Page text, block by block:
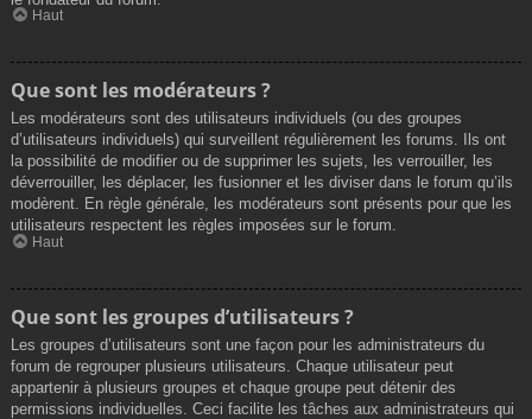
Haut
Que sont les modérateurs ?
Les modérateurs sont des utilisateurs individuels (ou des groupes
d’utilisateurs individuels) qui surveillent régulièrement les forums. Ils ont
la possibilité de modifier ou de supprimer les sujets, les verrouiller, les
déverrouiller, les déplacer, les fusionner et les diviser dans le forum qu’ils
modèrent. En règle générale, les modérateurs sont présents pour que les
utilisateurs respectent les règles imposées sur le forum.
Haut
Que sont les groupes d’utilisateurs ?
Les groupes d’utilisateurs sont une façon pour les administrateurs du
forum de regrouper plusieurs utilisateurs. Chaque utilisateur peut
appartenir à plusieurs groupes et chaque groupe peut détenir des
permissions individuelles. Ceci facilite les tâches aux administrateurs qui